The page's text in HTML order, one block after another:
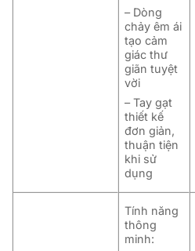
– Dòng
chảy êm ái
tạo cảm
giác thư
giãn tuyệt
vời
– Tay gạt
thiết kế
đơn giản,
thuận tiện
khi sử
dụng
Tính năng
thông
minh: